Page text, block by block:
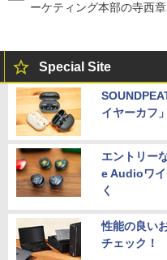
ーケティング本部の寺西
Special Site
イヤーカフ
エントリー
e Audioワイ
く
性能の良い
チェック！